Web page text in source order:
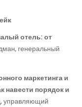
отель: от
генеральный
маркетинга и
навести порядок и
управляющий